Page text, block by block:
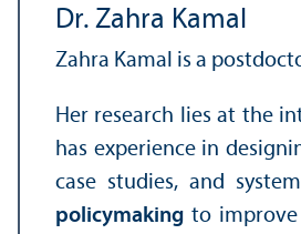
Dr. Zahra Kamal
Zahra Kamal is a
Her research lies at the
has experience in
case studies, and
policymaking to improve